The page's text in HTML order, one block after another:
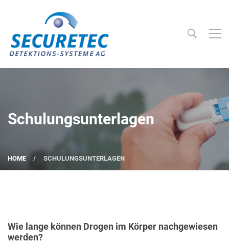
Schulungsunterlagen
HOME SCHULUNGSUNTERLAGEN
Wie lange können Drogen im Körper nachgewiesen
werden?